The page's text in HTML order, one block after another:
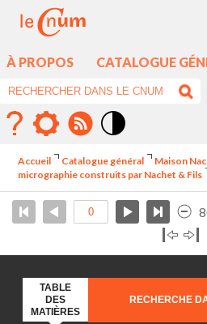
À PROPOS CATALOGUE
élévé
Accueil Catalogue général
Maison
micrographie construits par Nachet & Fils
TABLE
DES
MATIÈRES
RECHERCHE